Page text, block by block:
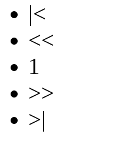
|<
<<
1
>>
>|